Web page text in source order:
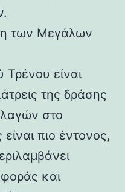
των Μεγάλων
Τρένου είναι
της δράσης
στο
πιο έντονος,
και